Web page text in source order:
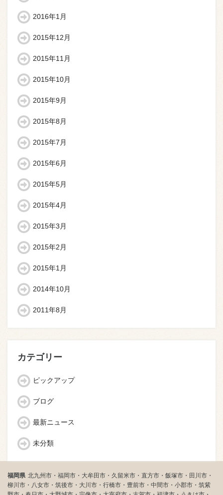
2016年1月
2015年12月
2015年11月
2015年10月
2015年9月
2015年8月
2015年7月
2015年6月
2015年5月
2015年4月
2015年3月
2015年2月
2015年1月
2014年10月
2011年8月
カテゴリー
ピックアップ
ブログ
最新ニュース
未分類
福岡県 北九州市・福岡市・大牟田市・久留米市・直方市・飯塚市・田川市・
柳川市・八女市・筑後市・大川市・行橋市・豊前市・中間市・小郡市・筑紫